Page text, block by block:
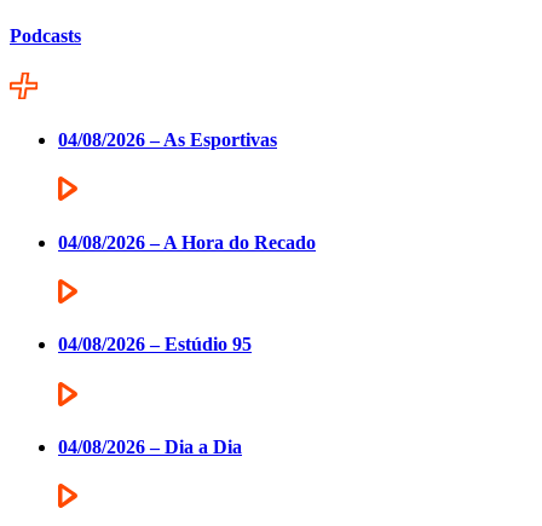
Podcasts
04/08/2026 – As Esportivas
04/08/2026 – A Hora do Recado
04/08/2026 – Estúdio 95
04/08/2026 – Dia a Dia